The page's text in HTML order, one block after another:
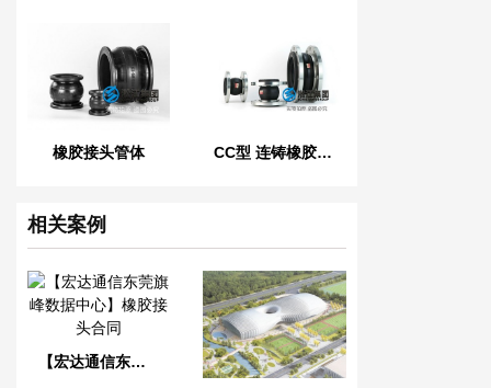
橡胶接头管体 CC型 连铸橡胶软连接
相关案例
【宏达通信东莞旗峰数据中心】橡胶接头合同